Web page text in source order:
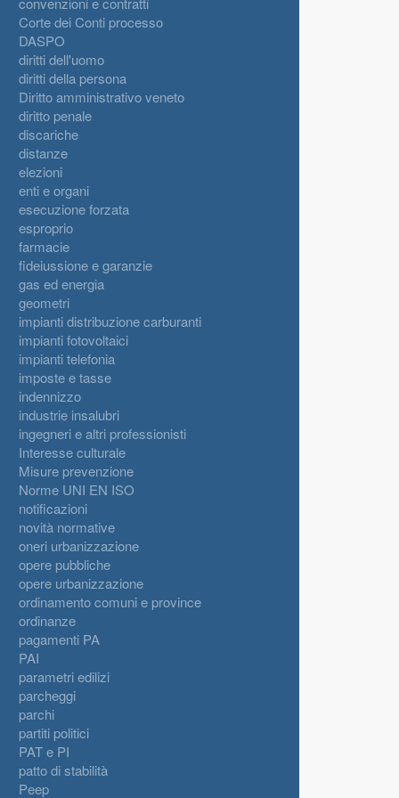
Corte dei Conti processo
DASPO
diritti dell'uomo
diritti della persona
Diritto amministrativo veneto
diritto penale
discariche
distanze
elezioni
enti e organi
esecuzione forzata
esproprio
farmacie
fideiussione e garanzie
gas ed energia
geometri
impianti distribuzione carburanti
impianti fotovoltaici
impianti telefonia
imposte e tasse
indennizzo
industrie insalubri
ingegneri e altri professionisti
Interesse culturale
Misure prevenzione
Norme UNI EN ISO
notificazioni
novità normative
oneri urbanizzazione
opere pubbliche
opere urbanizzazione
ordinamento comuni e province
ordinanze
pagamenti PA
PAI
parametri edilizi
parcheggi
parchi
partiti politici
PAT e PI
patto di stabilità
Peep